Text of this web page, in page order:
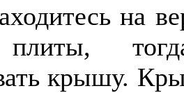
на
крышу.